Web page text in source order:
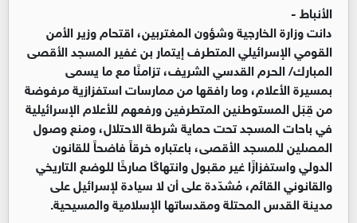
الأنباط -
‏دانت وزارة الخارجية وشؤون المغتربين، اقتحام وزير الأمن
القومي الإسرائيلي المتطرف إيتمار بن غفير المسجد الأقصى
المبارك/ الحرم القدسي الشريف، تزامنًا مع ما يسمى
بمسيرة الأعلام، وما رافقها من ممارسات استفزازية مرفوضة
من قِبَل المستوطنين المتطرفين ورفعهم للأعلام الإسرائيلية
في باحات المسجد تحت حماية شرطة الاحتلال، ومنع وصول
المصلين للمسجد الأقصى، باعتباره خرقاً فاضحاً للقانون
الدولي واستفزازًا غير مقبول وانتهاكًا صارخًا للوضع التاريخي
والقانوني القائم، مُشدّدة على أن لا سيادة لإسرائيل على
مدينة القدس المحتلة ومقدساتها الإسلامية والمسيحية.